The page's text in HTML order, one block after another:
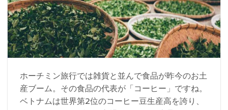
ホーチミン旅行では雑貨と並んで食品が昨今のお土
産ブーム。その食品の代表が「コーヒー」ですね。
ベトナムは世界第2位のコーヒー豆生産高を誇り、